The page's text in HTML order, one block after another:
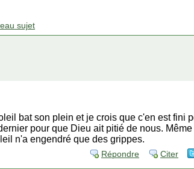
sujet
bat son plein et je crois que c'en est fini
pour que Dieu ait pitié de nous.
n'a engendré que des grippes.
Répondre Citer